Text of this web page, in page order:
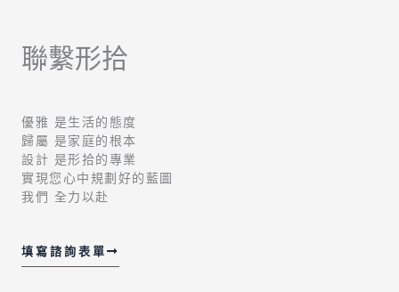
聯繫形拾
優雅 是生活的態度
歸屬 是家庭的根本
設計 是形拾的專業
實現您心中規劃好的藍圖
我們 全力以赴
填寫諮詢表單